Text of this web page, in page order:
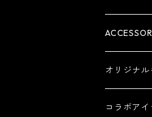
オリジナ
コラボアイ